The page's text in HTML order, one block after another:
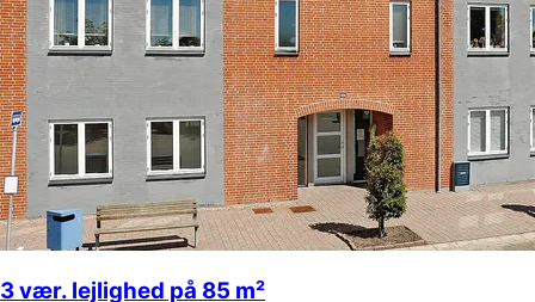
3 vær. lejlighed på 85 m²